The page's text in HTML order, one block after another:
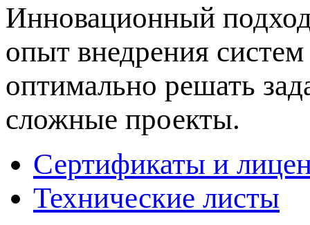
Инновационный
опыт внедрения
оптимально решать
сложные проекты.
Сертификаты и
Технические листы